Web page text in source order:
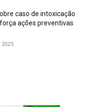
caso de intoxicação
ações preventivas